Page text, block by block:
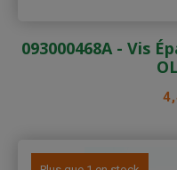
093000468A - Vis